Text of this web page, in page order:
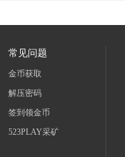
常见问题
金币获取
解压密码
签到领金币
523PLAY采矿